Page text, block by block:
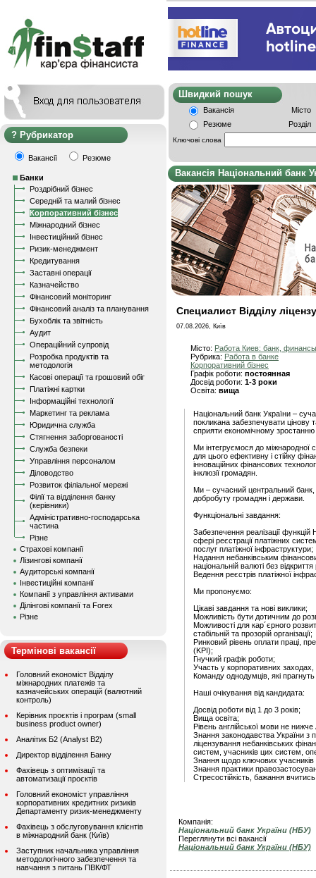
Рубрикатор
Вакансії Резюме
Банки
Роздрібний бізнес
Середній та малий бізнес
Корпоративний бізнес
Міжнародний бізнес
Інвестиційний бізнес
Ризик-менеджмент
Кредитування
Заставні операції
Казначейство
Фінансовий моніторинг
Фінансовий аналіз та планування
Бухоблік та звітність
Аудит
Операційний супровід
Розробка продуктів та
методологія
Касові операції та грошовий обіг
Платіжні картки
Інформаційні технології
Маркетинг та реклама
Юридична служба
Стягнення заборгованості
Служба безпеки
Управління персоналом
Діловодство
Розвиток філіальної мережі
Філії та відділення банку
(керівники)
Адміністративно-господарська
частина
Різне
Страхові компанії
Лізингові компанії
Аудиторські компанії
Інвестиційні компанії
Компанії з управління активами
Ділінгові компанії та Forex
Різне
Термінові вакансії
Головний економіст Відділу
міжнародних платежів та
казначейських операцій (валютний
контроль)
Керівник проєктів і програм (small
business product owner)
Аналітик Б2 (Analyst B2)
Директор відділення Банку
Фахівець з оптимізації та
автоматизації проєктів
Головний економіст управління
корпоративних кредитних ризиків
Департаменту ризик-менеджменту
Фахівець з обслуговування клієнтів
в міжнародний банк (Київ)
Заступник начальника управління
методологічного забезпечення та
навчання з питань ПВК/ФТ
Швидкий
Вакансія
Місто
Резюме
Розділ
Ключові слова
Вакансія Національний банк
Специалист Відділу
07.08.2026, Київ
Місто: Работа Киев: банк, финансы
Рубрика: Работа в банке
Корпоративний бізнес
Графік роботи: постоянная
Досвід роботи: 1-3 роки
Освіта: вища
Національний банк України –
покликана забезпечувати цінову
сприяти економічному зростанню
Ми інтегруємося до міжнародної
для цього ефективну і стійку
інноваційних фінансових
інклюзії громадян.
Ми – сучасний центральний банк,
добробуту громадян і держави.
Функціональні завдання:
Забезпечення реалізації
сфері реєстрації платіжних
послуг платіжної інфраструктури;
Надання небанківським
національній валюті без відкриття
Ведення реєстрів платіжної
Ми пропонуємо:
Цікаві завдання та нові виклики;
Можливість бути дотичним до
Можливості для кар´єрного
стабільній та прозорій організації;
Ринковий рівень оплати праці,
(KPI);
Гнучкий графік роботи;
Участь у корпоративних заходах,
Команду однодумців, які
Наші очікування від кандидата:
Досвід роботи від 1 до 3 років;
Вища освіта;
Рівень англійської мови не нижче
Знання законодавства України з
ліцензування небанківських
систем, учасників цих систем,
Знання щодо ключових учасників
Знання практики
Стресостійкість, бажання
Компанія:
Національний банк України (НБУ)
Переглянути всі вакансії
Національний банк України (НБУ)